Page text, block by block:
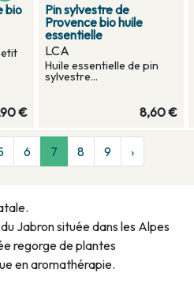
bio
€
Pin sylvestre de
Provence bio huile
essentielle
LCA
Huile essentielle de pin
sylvestre...
8,60 €
6 7 8 9 ›
Jabron située dans les Alpes
regorge de plantes
en aromathérapie.